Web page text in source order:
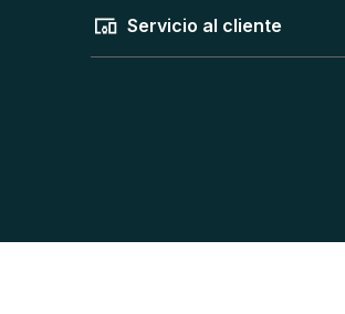
Servicio al cliente